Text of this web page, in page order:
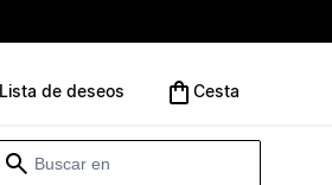
Lista de deseos Cesta